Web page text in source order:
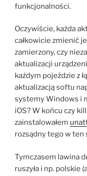
funkcjonalności.
Oczywiście, każda
całkowicie zmienić
zamierzony, czy
aktualizacji
każdym pojeździe z
aktualizacją softu
systemy Windows i
iOS? W końcu czy
zainstalowałem
rozsądny tego w ten
Tymczasem lawina
ruszyła i np. polskie